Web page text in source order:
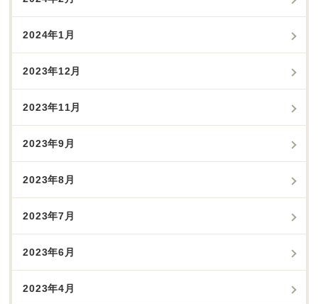
2024年1月
2023年12月
2023年11月
2023年9月
2023年8月
2023年7月
2023年6月
2023年4月